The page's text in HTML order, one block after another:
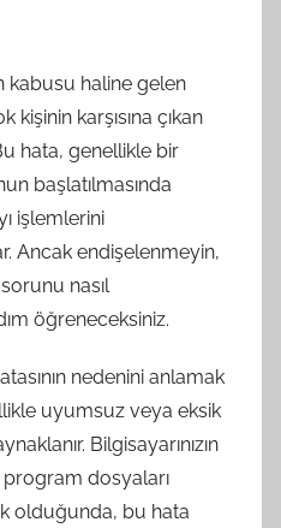
kabusu haline gelen
karşısına çıkan
hata, genellikle bir
başlatılmasında
işlemlerini
Ancak endişelenmeyin,
sorunu nasıl
öğreneceksiniz.
nedenini anlamak
uyumsuz veya eksik
Bilgisayarınızın
dosyaları
olduğunda, bu hata